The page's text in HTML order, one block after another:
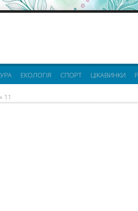
ЕКОЛОГІЯ СПОРТ ЦІКАВИНКИ
» 11